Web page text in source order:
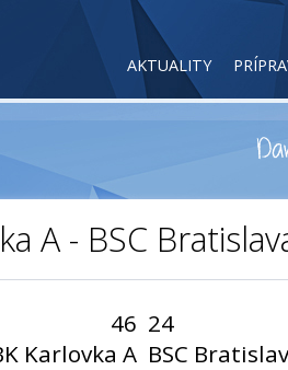
AKTUALITY
A - BSC
46
Karlovka A
24
BSC